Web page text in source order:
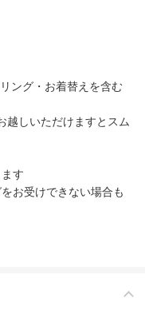
ング・お着替えを含む
越しいただけますとスム
す
お受けできない場合も